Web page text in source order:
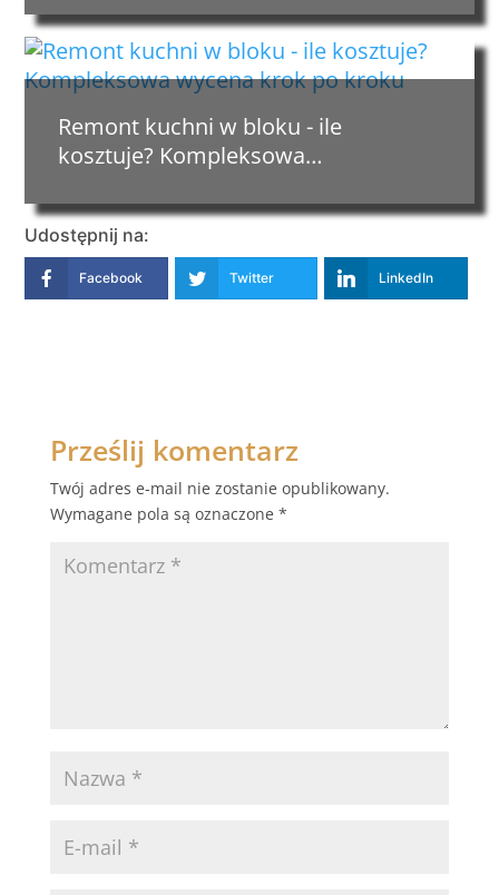
Remont kuchni w bloku - ile
kosztuje? Kompleksowa…
Udostępnij na:
Facebook Twitter LinkedIn
Prześlij komentarz
Twój adres e-mail nie zostanie opublikowany.
Wymagane pola są oznaczone *